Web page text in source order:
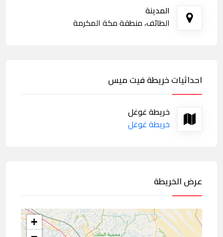
المدينة
الطائف، منطقة مكة المكرمة
احداثيات خريطة فيت ميس
خريطة غوغل
خريطة غوغل
عرض الخريطة
+